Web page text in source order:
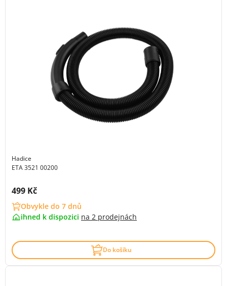
Hadice
ETA 3521 00200
Cena s DPH:
499 Kč
Obvykle do 7 dnů
ihned k dispozici na 2 prodejnách
Do košíku